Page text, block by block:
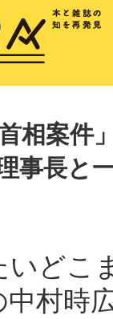
相案件
事長と
どこ
中村時